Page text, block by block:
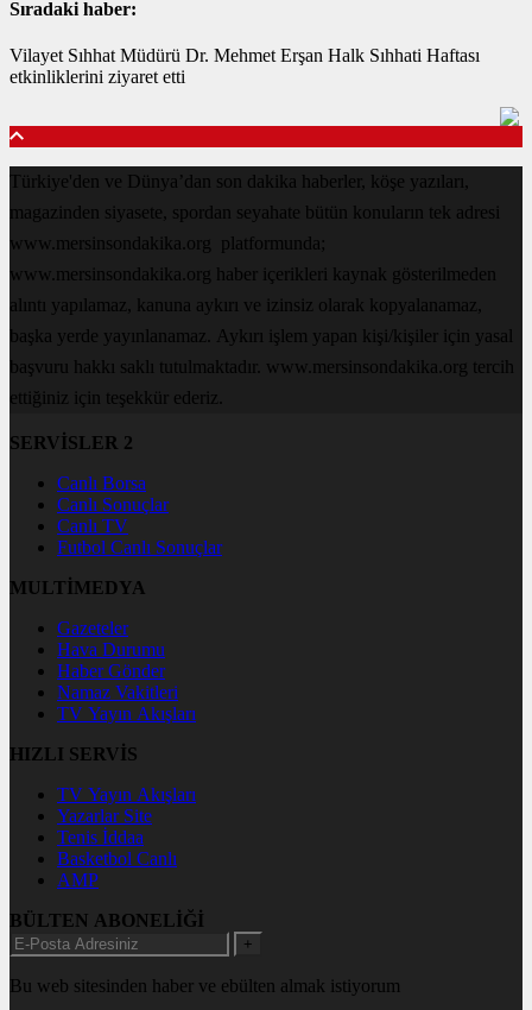
Sıradaki haber:
Vilayet Sıhhat Müdürü Dr. Mehmet Erşan Halk Sıhhati Haftası
etkinliklerini ziyaret etti
Türkiye'den ve Dünya’dan son dakika haberler, köşe yazıları,
magazinden siyasete, spordan seyahate bütün konuların tek adresi
www.mersinsondakika.org platformunda;
www.mersinsondakika.org haber içerikleri kaynak gösterilmeden
alıntı yapılamaz, kanuna aykırı ve izinsiz olarak kopyalanamaz,
başka yerde yayınlanamaz. Aykırı işlem yapan kişi/kişiler için yasal
başvuru hakkı saklı tutulmaktadır. www.mersinsondakika.org tercih
ettiğiniz için teşekkür ederiz.
SERVİSLER 2
Canlı Borsa
Canlı Sonuçlar
Canlı TV
Futbol Canlı Sonuçlar
MULTİMEDYA
Gazeteler
Hava Durumu
Haber Gönder
Namaz Vakitleri
TV Yayın Akışları
HIZLI SERVİS
TV Yayın Akışları
Yazarlar Site
Tenis İddaa
Basketbol Canlı
AMP
BÜLTEN ABONELİĞİ
+
Bu web sitesinden haber ve ebülten almak istiyorum